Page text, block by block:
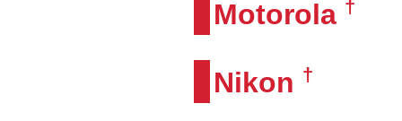
Motorola †
Nikon †